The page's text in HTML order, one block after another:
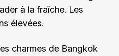
à la fraîche. Les
élevées.
charmes de Bangkok